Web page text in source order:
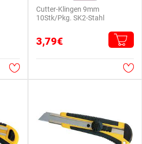
Cutter-Klingen 9mm
10Stk/Pkg. SK2-Stahl
3,79€